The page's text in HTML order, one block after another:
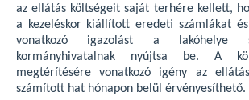
az ellátás költségeit saját terhére kellett,
a kezeléskor kiállított eredeti számlákat
vonatkozó igazolást a lakóhelye
kormányhivatalnak nyújtsa be. A
megtérítésére vonatkozó igény az
számított hat hónapon belül érvényesíthető.